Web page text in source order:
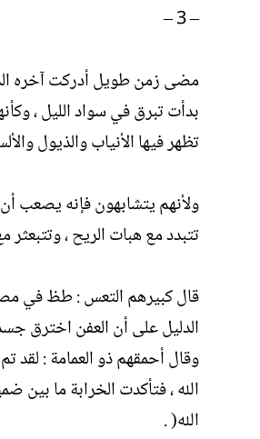
– 3 –
مضى زمن طويل أدركت آخره الذي
بدأت تبرق في سواد الليل ،
تظهر فيها الأنياب والذيول
ولأنهم يتشابهون فإنه يصعب
تتبدد مع هبات الريح ،
قال كبيرهم التعس : طظ في مصر،
الدليل على أن العفن اخترق
الله ، فتأكدت الخرابة ما بين
الله( .